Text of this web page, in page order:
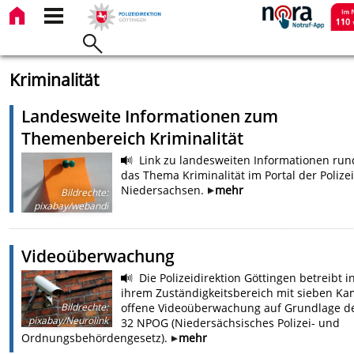
Kriminalität
Landesweite Informationen zum
Themenbereich Kriminalität
Bildrechte:
pixabay/webandi
Link zu landesweiten Informationen
das Thema Kriminalität im Portal der Polizei
Niedersachsen.
mehr
Videoüberwachung
Bildrechte:
pixabay/Neurolink
Die Polizeidirektion Göttingen betreibt
ihrem Zuständigkeitsbereich mit sieben
offene Videoüberwachung auf Grundlage
32 NPOG (Niedersächsisches Polizei- und
Ordnungsbehördengesetz).
mehr